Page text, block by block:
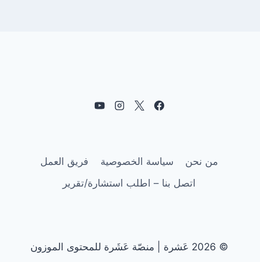
من نحن سياسة الخصوصية
فريق العمل
اتصل بنا – اطلب استشارة/تقرير
© 2026 عَشرة | منصّة عَشَرة للمحتوى الموزون